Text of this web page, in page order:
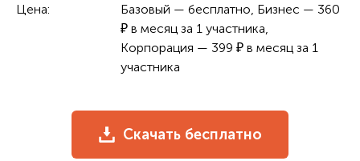
Цена:
Базовый — бесплатно, Бизнес — 360
₽ в месяц за 1 участника,
Корпорация — 399 ₽ в месяц за 1
участника
Скачать бесплатно